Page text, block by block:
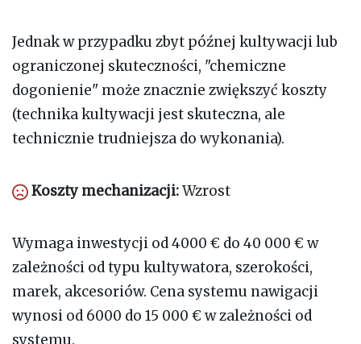
Jednak w przypadku zbyt późnej kultywacji lub
ograniczonej skuteczności, "chemiczne
dogonienie" może znacznie zwiększyć koszty
(technika kultywacji jest skuteczna, ale
technicznie trudniejsza do wykonania).
Koszty mechanizacji:Wzrost
Wymaga inwestycji od 4000 € do 40 000 € w
zależności od typu kultywatora, szerokości,
marek, akcesoriów. Cena systemu nawigacji
wynosi od 6000 do 15 000 € w zależności od
systemu.